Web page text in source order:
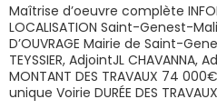
Maîtrise d’oeuvre complète
LOCALISATION Saint-Genest-
D’OUVRAGE Mairie de Saint-
TEYSSIER, AdjointJL CHAVANNA,
MONTANT DES TRAVAUX 74
unique Voirie DURÉE DES